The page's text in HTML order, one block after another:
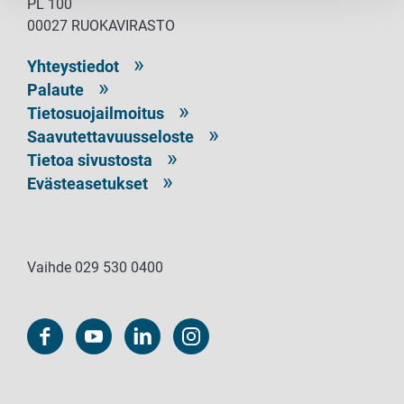
PL 100
00027 RUOKAVIRASTO
Yhteystiedot
Palaute
Tietosuojailmoitus
Saavutettavuusseloste
Tietoa sivustosta
Evästeasetukset
Vaihde 029 530 0400